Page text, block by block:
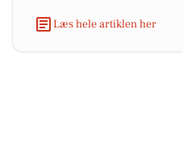
Læs hele artiklen her